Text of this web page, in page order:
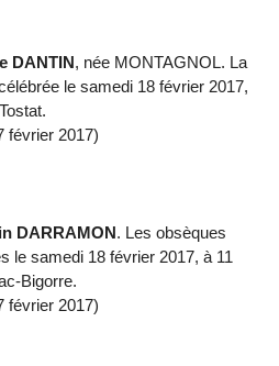
DANTIN, née MONTAGNOL. La
le samedi 18 février 2017,
février 2017)
DARRAMON. Les obsèques
le samedi 18 février 2017, à 11
Bigorre.
février 2017)